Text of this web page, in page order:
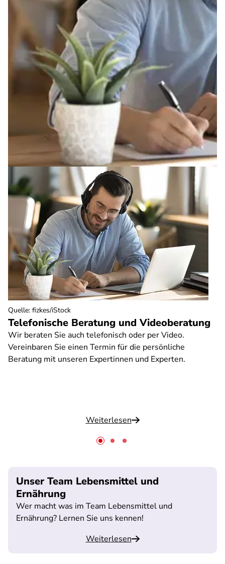
Telefonische Beratung und Videoberatung
Wir beraten Sie auch telefonisch oder per Video.
Vereinbaren Sie einen Termin für die persönliche
Beratung mit unseren Expertinnen und Experten.
Weiterlesen
Quelle: fizkes/iStock
Unser Team Lebensmittel und
Ernährung
Wer macht was im Team Lebensmittel und
Ernährung? Lernen Sie uns kennen!
Weiterlesen